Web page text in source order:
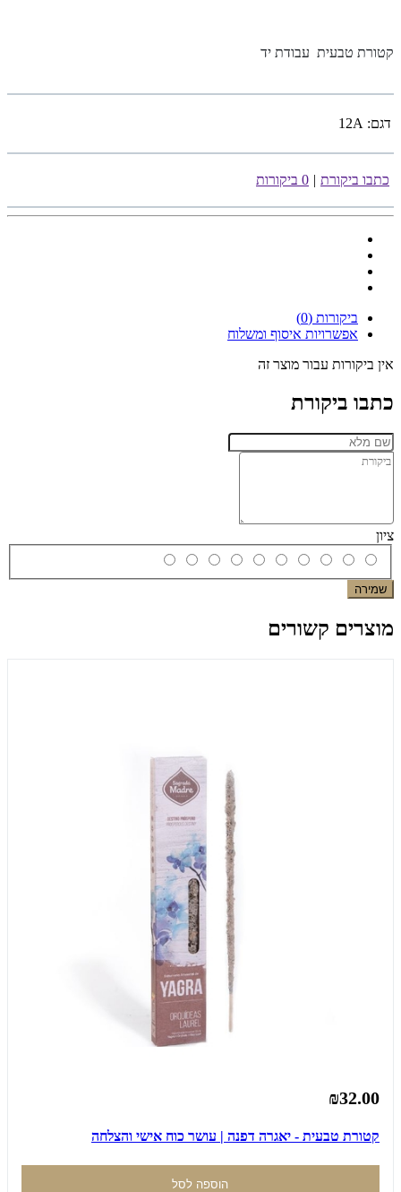
קטורת טבעית עבודת יד
דגם: 12A
כתבו ביקורת | 0 ביקורות
ביקורות (0)
אפשרויות איסוף ומשלוח
אין ביקורות עבור מוצר זה
כתבו ביקורת
ציון
שמירה
מוצרים קשורים
₪32.00
קטורת טבעית - יאגרה דפנה | עושר כוח אישי והצלחה
הוספה לסל